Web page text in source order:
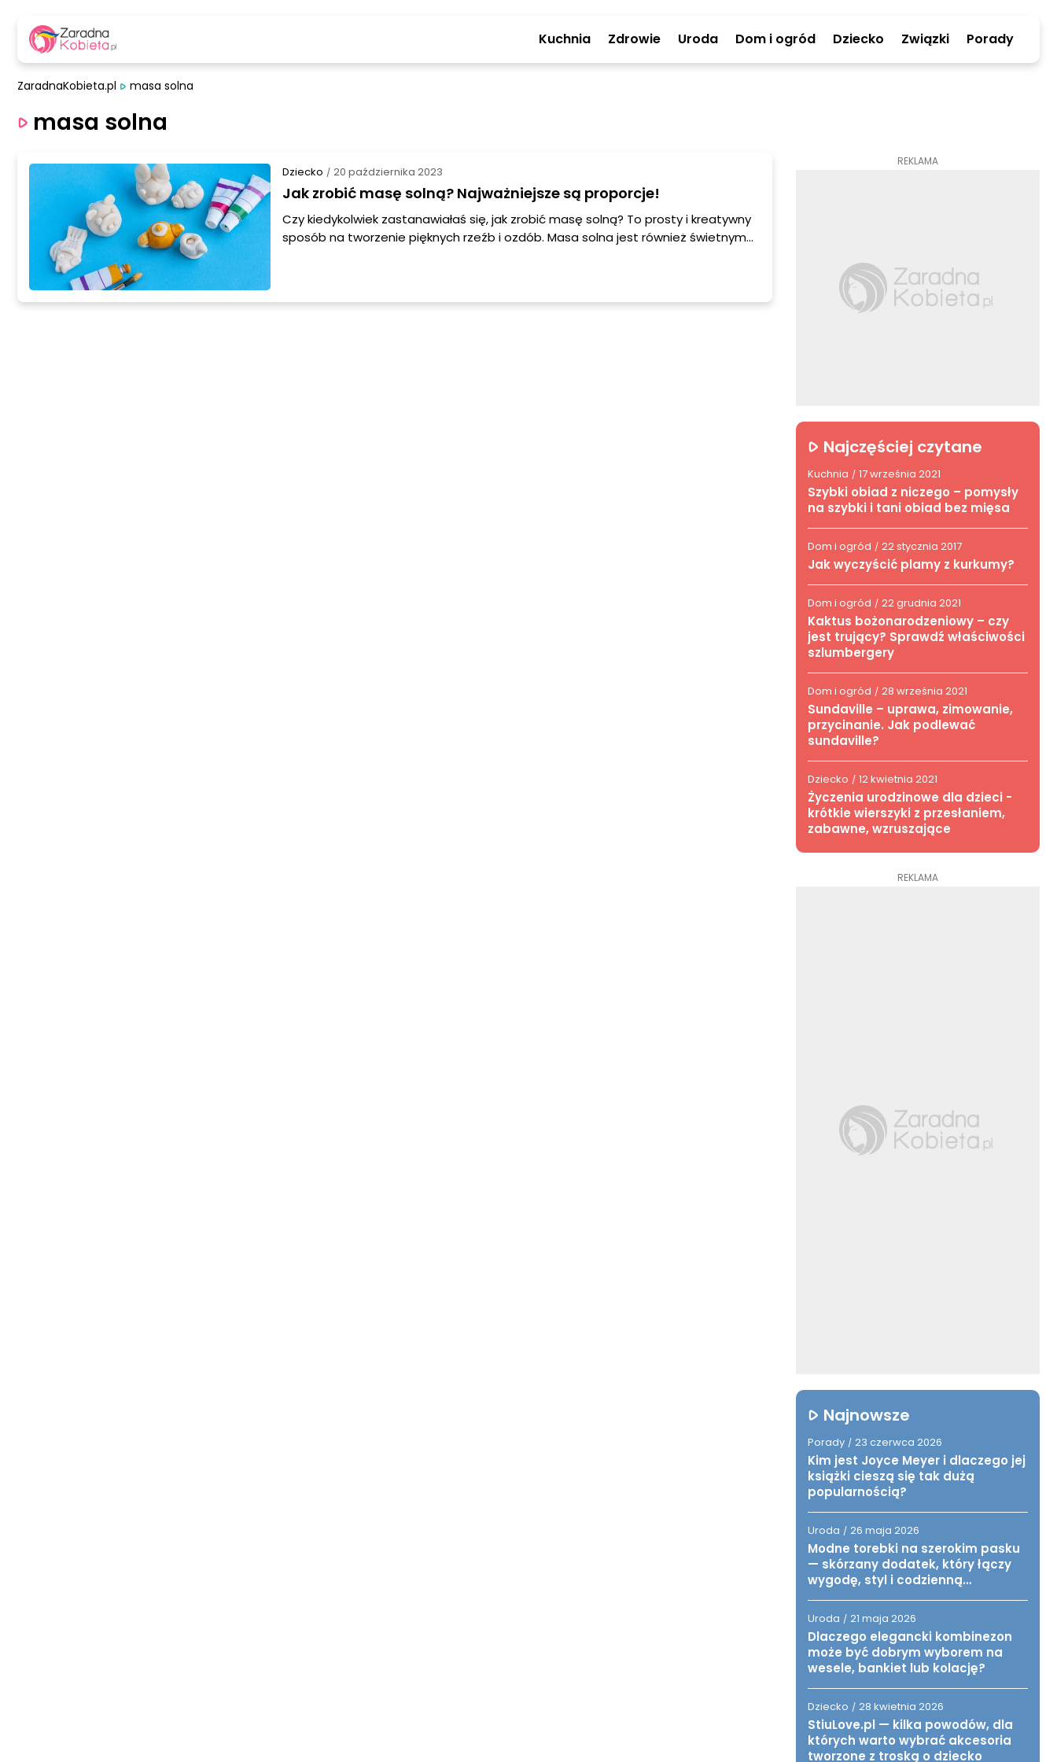
Kuchnia Zdrowie Uroda Dom i ogród Dziecko Związki Porady
ZaradnaKobieta.pl masa solna
masa solna
Dziecko / 20 października 2023
Jak zrobić masę solną? Najważniejsze są proporcje!
Czy kiedykolwiek zastanawiałaś się, jak zrobić masę solną? To prosty i kreatywny
sposób na tworzenie pięknych rzeźb i ozdób. Masa solna jest również świetnym
REKLAMA
Najczęściej czytane
Kuchnia / 17 września 2021
Szybki obiad z niczego – pomysły
na szybki i tani obiad bez mięsa
Dom i ogród / 22 stycznia 2017
Jak wyczyścić plamy z kurkumy?
Dom i ogród / 22 grudnia 2021
Kaktus bożonarodzeniowy – czy
jest trujący? Sprawdź właściwości
szlumbergery
Dom i ogród / 28 września 2021
Sundaville – uprawa, zimowanie,
przycinanie. Jak podlewać
sundaville?
Dziecko / 12 kwietnia 2021
Życzenia urodzinowe dla dzieci -
krótkie wierszyki z przesłaniem,
zabawne, wzruszające
REKLAMA
Najnowsze
Porady / 23 czerwca 2026
Kim jest Joyce Meyer i dlaczego jej
książki cieszą się tak dużą
popularnością?
Uroda / 26 maja 2026
Modne torebki na szerokim pasku
— skórzany dodatek, który łączy
wygodę, styl i codzienną
Uroda / 21 maja 2026
Dlaczego elegancki kombinezon
może być dobrym wyborem na
wesele, bankiet lub kolację?
Dziecko / 28 kwietnia 2026
StiuLove.pl — kilka powodów, dla
których warto wybrać akcesoria
tworzone z troską o dziecko